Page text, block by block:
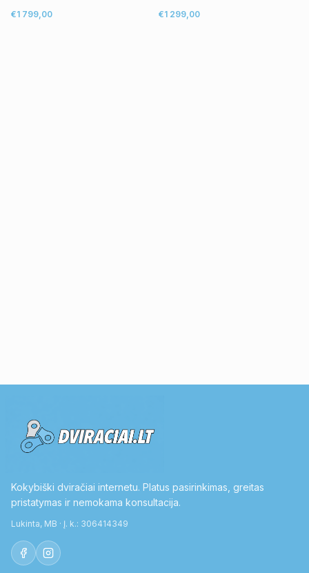
€1 799,00 €1 299,00
Kokybiški dviračiai internetu. Platus pasirinkimas, greitas
pristatymas ir nemokama konsultacija.
Lukinta, MB · Į. k.: 306414349